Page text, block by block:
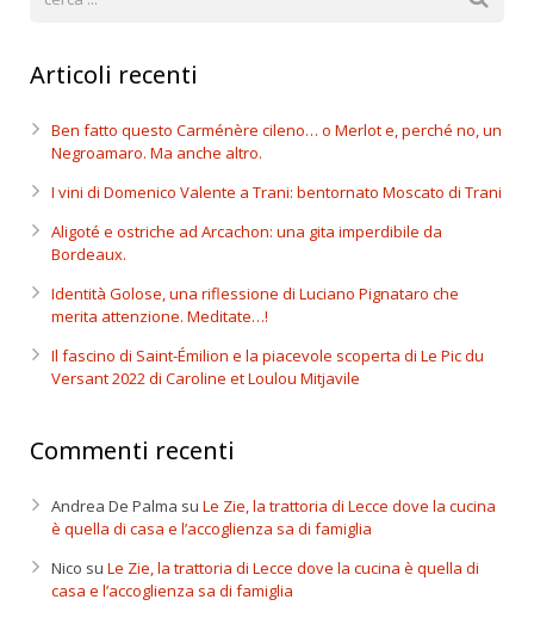
Articoli recenti
Ben fatto questo Carménère cileno… o Merlot e, perché no, un
Negroamaro. Ma anche altro.
I vini di Domenico Valente a Trani: bentornato Moscato di Trani
Aligoté e ostriche ad Arcachon: una gita imperdibile da
Bordeaux.
Identità Golose, una riflessione di Luciano Pignataro che
merita attenzione. Meditate…!
Il fascino di Saint-Émilion e la piacevole scoperta di Le Pic du
Versant 2022 di Caroline et Loulou Mitjavile
Commenti recenti
Andrea De Palma su Le Zie, la trattoria di Lecce dove la cucina
è quella di casa e l’accoglienza sa di famiglia
Nico su Le Zie, la trattoria di Lecce dove la cucina è quella di
casa e l’accoglienza sa di famiglia